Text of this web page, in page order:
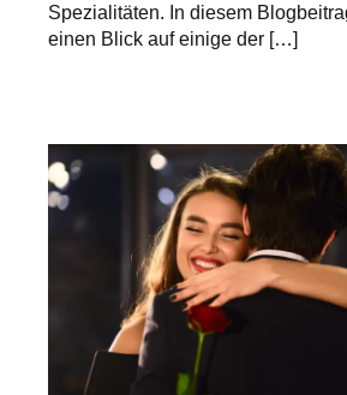
Spezialitäten. In diesem
einen Blick auf einige der […]